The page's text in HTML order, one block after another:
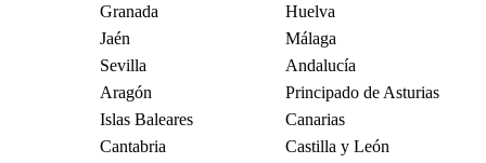
Granada
Huelva
Jaén
Málaga
Sevilla
Andalucía
Aragón
Principado de Asturias
Islas Baleares
Canarias
Cantabria
Castilla y León